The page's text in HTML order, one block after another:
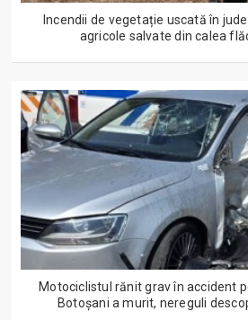
Incendii de vegetație uscată în
agricole salvate din calea
Motociclistul rănit grav în accident
Botoșani a murit, nereguli